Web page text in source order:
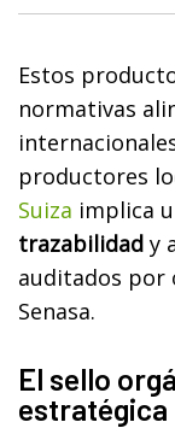
Estos
normativas
productores
Suiza implica
trazabilidad y
auditados por
Senasa.
El sello
estratégica